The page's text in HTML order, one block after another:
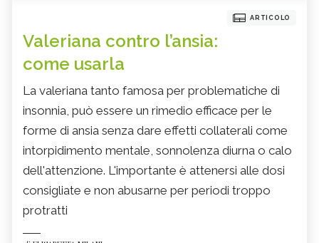
ARTICOLO
Valeriana contro l’ansia:
come usarla
La valeriana tanto famosa per problematiche di
insonnia, può essere un rimedio efficace per le
forme di ansia senza dare effetti collaterali come
intorpidimento mentale, sonnolenza diurna o calo
dell'attenzione. L'importante è attenersi alle dosi
consigliate e non abusarne per periodi troppo
protratti